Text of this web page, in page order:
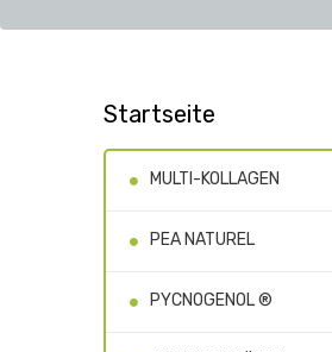
Startseite
MULTI-KOLLAGEN
PEA NATUREL
PYCNOGENOL ®